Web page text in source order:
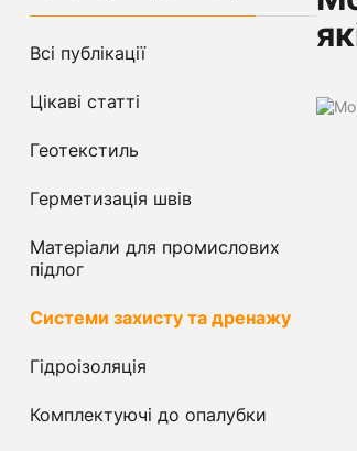
Всі публікації
Цікаві статті
Геотекстиль
Герметизація швів
Матеріали для промислових
підлог
Системи захисту та дренажу
Гідроізоляція
Комплектуючі до опалубки